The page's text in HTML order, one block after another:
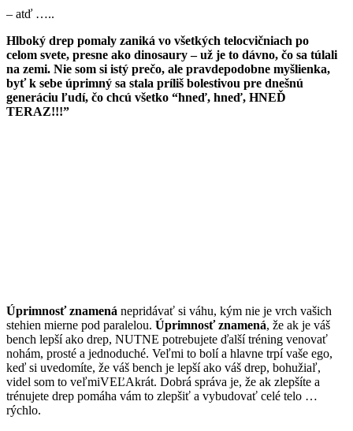
– atď …..
Hlboký drep pomaly zaniká vo všetkých telocvičniach po
celom svete, presne ako dinosaury – už je to dávno, čo sa túlali
na zemi. Nie som si istý prečo, ale pravdepodobne myšlienka,
byť k sebe úprimný sa stala príliš bolestivou pre dnešnú
generáciu ľudí, čo chcú všetko “hneď, hneď, HNEĎ
TERAZ!!!”
Úprimnosť znamená nepridávať si váhu, kým nie je vrch vašich
stehien mierne pod paralelou. Úprimnosť znamená, že ak je váš
bench lepší ako drep, NUTNE potrebujete ďalší tréning venovať
nohám, prosté a jednoduché. Veľmi to bolí a hlavne trpí vaše ego,
keď si uvedomíte, že váš bench je lepší ako váš drep, bohužiaľ,
videl som to veľmiVEĽAkrát. Dobrá správa je, že ak zlepšíte a
trénujete drep pomáha vám to zlepšiť a vybudovať celé telo …
rýchlo.